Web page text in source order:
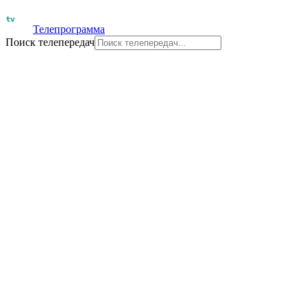
Телепрограмма
Поиск телепередач